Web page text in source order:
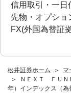
松井証券ホーム
マ
ＮＥＸＴ ＦＵＮ
年）インデックス（
信用取引・一日
先物・オプショ
FX(外国為替証